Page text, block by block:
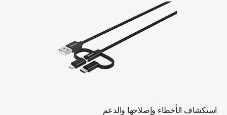
استكشاف الأخطاء وإصلاحها والدعم